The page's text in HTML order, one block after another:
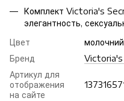
Комплект Victoria's
элегантность,
Цвет
молочний
Бренд
Артикул для
отображения
на сайте